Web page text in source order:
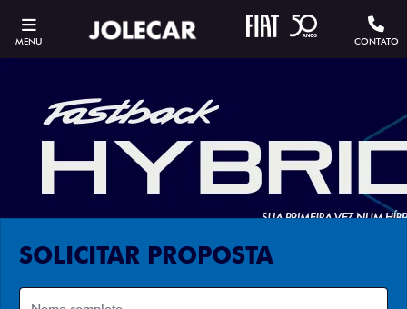
MENU CONTATO
SOLICITAR PROPOSTA